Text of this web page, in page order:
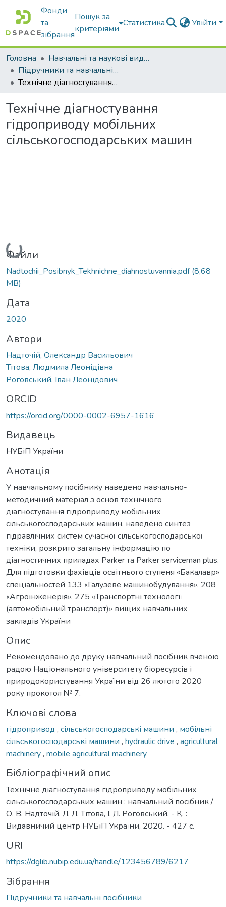
Фонди
та
зібрання
Пошук за
критеріями
Статистика Увійти
Головна
Навчальні та наукові видання
Підручники та навчальні посібники
Технічне діагностування гідроприводу мобільних сільськогосподарських машин
Технічне діагностування
гідроприводу мобільних
сільськогосподарських машин
Вантажиться...
Файли
Nadtochii_Posibnyk_Tekhnichne_diahnostuvannia.pdf(8,68
MB)
Дата
2020
Автори
Надточій, Олександр Васильович
Тітова, Людмила Леонідівна
Роговський, Іван Леонідович
ORCID
https://orcid.org/0000-0002-6957-1616
Видавець
НУБіП України
Анотація
У навчальному посібнику наведено навчально-
методичний матеріал з основ технічного
діагностування гідроприводу мобільних
сільськогосподарських машин, наведено синтез
гідравлічних систем сучасної сільськогосподарської
техніки, розкрито загальну інформацію по
діагностичних приладах Parker та Parker serviceman plus.
Для підготовки фахівців освітнього ступеня «Бакалавр»
спеціальностей 133 «Галузеве машинобудування», 208
«Агроінженерія», 275 «Транспортні технології
(автомобільний транспорт)» вищих навчальних
закладів України
Опис
Рекомендовано до друку навчальний посібник вченою
радою Національного університету біоресурсів і
природокористування України від 26 лютого 2020
року прокотол № 7.
Ключові слова
гідропривод , сільськогосподарські машини , мобільні
сільськогосподарські машини , hydraulic drive , agricultural
machinery, mobile agricultural machinery
Бібліографічний опис
Технічне діагностування гідроприводу мобільних
сільськогосподарських машин : навчальний посібник /
О. В. Надточій, Л. Л. Тітова, І. Л. Роговський. - К. :
Видавничий центр НУБіП України, 2020. - 427 с.
URI
https://dglib.nubip.edu.ua/handle/123456789/6217
Зібрання
Підручники та навчальні посібники